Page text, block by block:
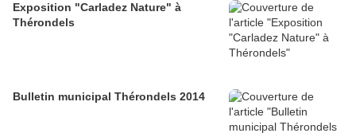
Exposition "Carladez Nature" à
Thérondels
Bulletin municipal Thérondels 2014